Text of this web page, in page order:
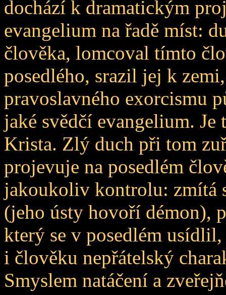
dochází k dramatickým
evangelium na řadě míst:
člověka, lomcoval tímto
posedlého, srazil jej k
pravoslavného exorcismu
jaké svědčí evangelium. Je
Krista. Zlý duch při tom
projevuje na posedlém
jakoukoliv kontrolu: zmítá
(jeho ústy hovoří démon),
který se v posedlém
i člověku nepřátelský
Smyslem natáčení a